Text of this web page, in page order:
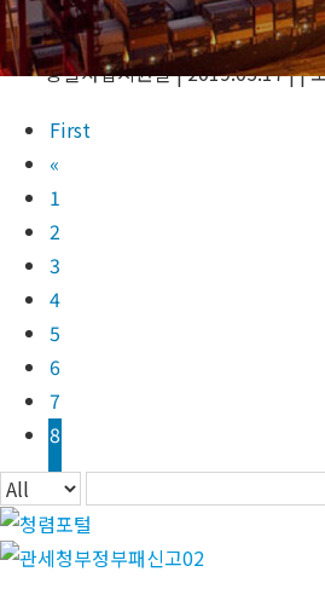
1
[용역] 카메룬 재해복구센터(DR)
총괄사업지원실|2019.05.17||
First
«
1
2
3
4
5
6
7
8